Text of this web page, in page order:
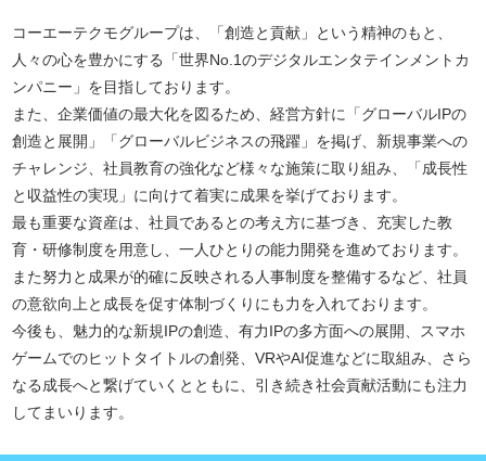
コーエーテクモグループは、「創造と貢献」という精神のもと、
人々の心を豊かにする「世界No.1のデジタルエンタテインメントカ
ンパニー」を目指しております。
また、企業価値の最大化を図るため、経営方針に「グローバルIPの
創造と展開」「グローバルビジネスの飛躍」を掲げ、新規事業への
チャレンジ、社員教育の強化など様々な施策に取り組み、「成長性
と収益性の実現」に向けて着実に成果を挙げております。
最も重要な資産は、社員であるとの考え方に基づき、充実した教
育・研修制度を用意し、一人ひとりの能力開発を進めております。
また努力と成果が的確に反映される人事制度を整備するなど、社員
の意欲向上と成長を促す体制づくりにも力を入れております。
今後も、魅力的な新規IPの創造、有力IPの多方面への展開、スマホ
ゲームでのヒットタイトルの創発、VRやAI促進などに取組み、さら
なる成長へと繋げていくとともに、引き続き社会貢献活動にも注力
してまいります。